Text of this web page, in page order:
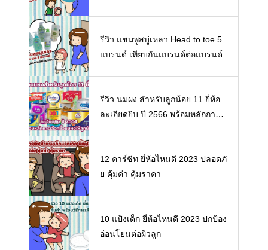
รีวิว แชมพูสบู่เหลว Head to toe 5
แบรนด์ เทียบกันแบรนด์ต่อแบรนด์
รีวิว นมผง สำหรับลูกน้อย 11 ยี่ห้อ
ละเอียดยิบ ปี 2566 พร้อมหลักการเ
12 คาร์ซีท ยี่ห้อไหนดี 2023 ปลอดภั
ย คุ้มค่า คุ้มราคา
10 แป้งเด็ก ยี่ห้อไหนดี 2023 ปกป้อง
อ่อนโยนต่อผิวลูก